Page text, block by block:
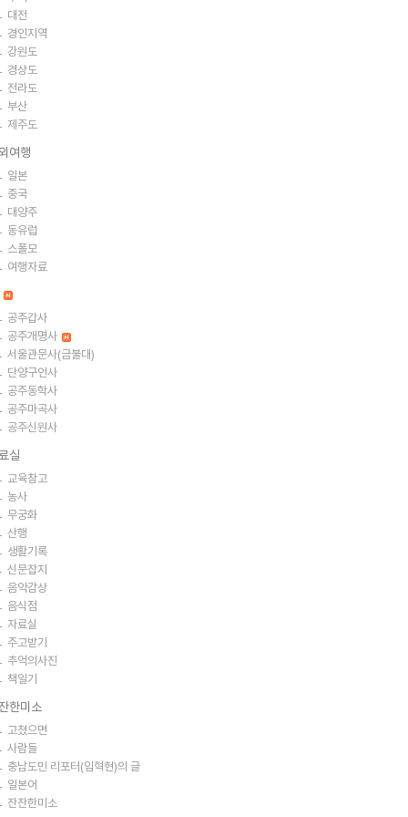
대전
경인지역
강원도
경상도
전라도
부산
제주도
여행
일본
중국
대양주
동유럽
스폴모
여행자료
공주갑사
공주개명사
서울관문사(금불대)
단양구인사
공주동학사
공주마곡사
공주신원사
실
교육참고
농사
무궁화
산행
생활기록
신문잡지
음악감상
음식점
자료실
주고받기
추억의사진
책일기
한미소
고쳤으면
사람들
충남도민 리포터(임혁현)의 글
일본어
잔잔한미소